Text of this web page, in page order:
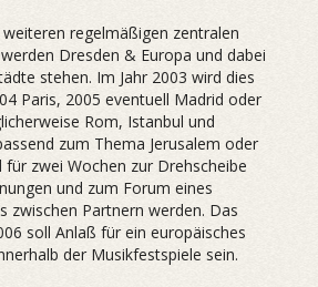
regelmäßigen zentralen
Dresden & Europa und dabei
stehen. Im Jahr 2003 wird dies
Paris, 2005 eventuell Madrid oder
Rom, Istanbul und
zum Thema Jerusalem oder
zwei Wochen zur Drehscheibe
und zum Forum eines
zwischen Partnern werden. Das
soll Anlaß für ein europäisches
der Musikfestspiele sein.